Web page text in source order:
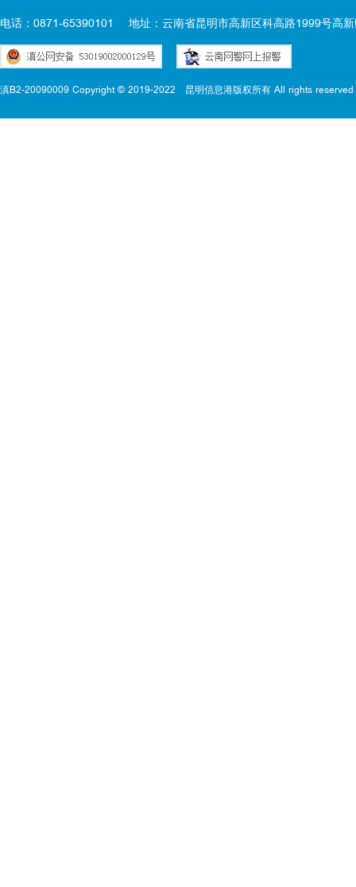
电话：0871-65390101 地址：云南省昆明市高新区科高路1999号高
滇B2-20090009 Copyright © 2019-2022 昆明信息港版权所有 All rights reserved